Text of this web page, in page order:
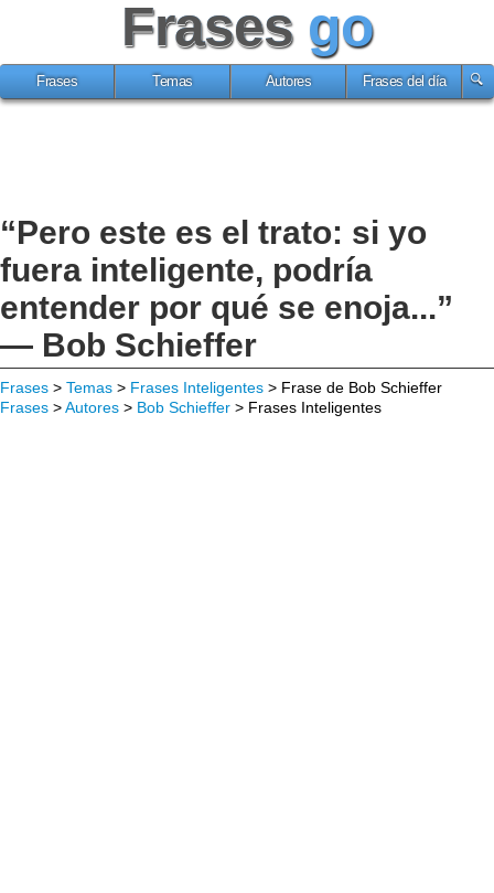
Frases go
Frases Temas Autores Frases del día
“Pero este es el trato: si yo
fuera inteligente, podría
entender por qué se enoja...”
— Bob Schieffer
Frases > Temas > Frases Inteligentes > Frase de Bob Schieffer
Frases >Autores > Bob Schieffer > Frases Inteligentes